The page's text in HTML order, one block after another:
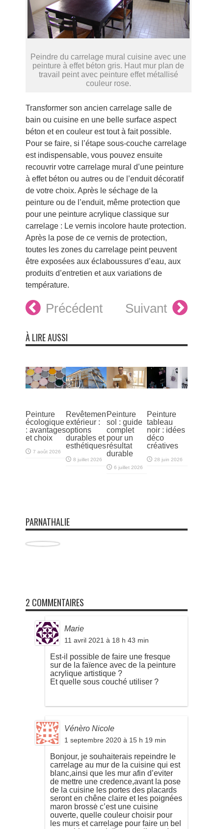
Peindre du carrelage mural cuisine avec une
peinture à effet béton gris. Haut mur plan de
travail peint avec peinture effet métallisé
couleur rose.
Transformer son ancien carrelage salle de
bain ou cuisine en une belle surface aspect
béton et en couleur est tout à fait possible.
Pour se faire, si l’étape sous-couche carrelage
est indispensable, vous pouvez ensuite
recouvrir votre carrelage mural d’une peinture
à effet béton ou autres ou de l’enduit décoratif
de votre choix. Après le séchage de la
peinture ou de l’enduit, même protection que
pour une peinture acrylique classique sur
carrelage : Le vernis incolore haute protection.
Après la pose de ce vernis de protection,
toutes les zones du carrelage peint peuvent
être exposées aux éclaboussures d’eau, aux
produits d’entretien et aux variations de
température.
Précédent Suivant
À LIRE AUSSI
Peinture
écologique
: avantages
et choix
7 août 2026
Revêtement
extérieur :
options
durables et
esthétiques
8 juillet 2026
Peinture
sol : guide
complet
pour un
résultat
durable
6 juillet 2026
Peinture
tableau
noir : idées
déco
créatives
28 juin 2026
PARNATHALIE
2 COMMENTAIRES
Marie
11 avril 2021 à 18 h 43 min
Est-il possible de faire une fresque
sur de la faïence avec de la peinture
acrylique artistique ?
Et quelle sous couché utiliser ?
Vénèro Nicole
1 septembre 2020 à 15 h 19 min
Bonjour, je souhaiterais repeindre le
carrelage au mur de la cuisine qui est
blanc,ainsi que les mur afin d’eviter
de mettre une credence,avant la pose
de la cuisine les portes des placards
seront en chêne claire et les poignées
maron brossė c’est une cuisine
ouverte, quelle couleur choisir pour
les murs et carrelage pour faire un bel